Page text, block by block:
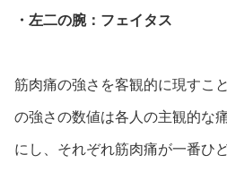
・左二の腕：フェイタス
筋肉痛の強さを客観的に現すこ
の強さの数値は各人の主観的な
にし、それぞれ筋肉痛が一番ひ